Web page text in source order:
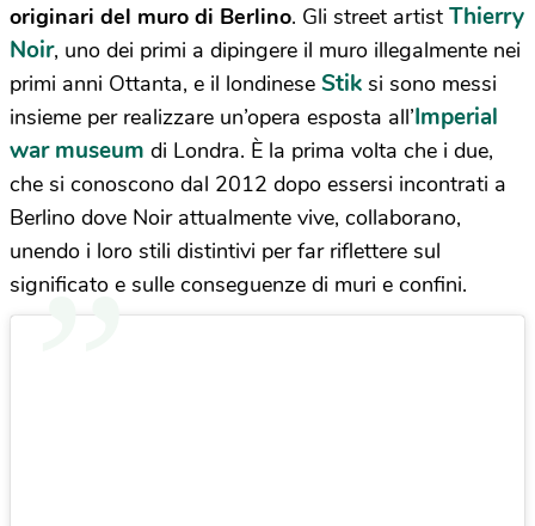
originari del muro di Berlino. Gli street artist Thierry
Noir, uno dei primi a dipingere il muro illegalmente nei
primi anni Ottanta, e il londinese Stik si sono messi
insieme per realizzare un’opera esposta all’Imperial
war museum di Londra. È la prima volta che i due,
che si conoscono dal 2012 dopo essersi incontrati a
Berlino dove Noir attualmente vive, collaborano,
unendo i loro stili distintivi per far riflettere sul
significato e sulle conseguenze di muri e confini.